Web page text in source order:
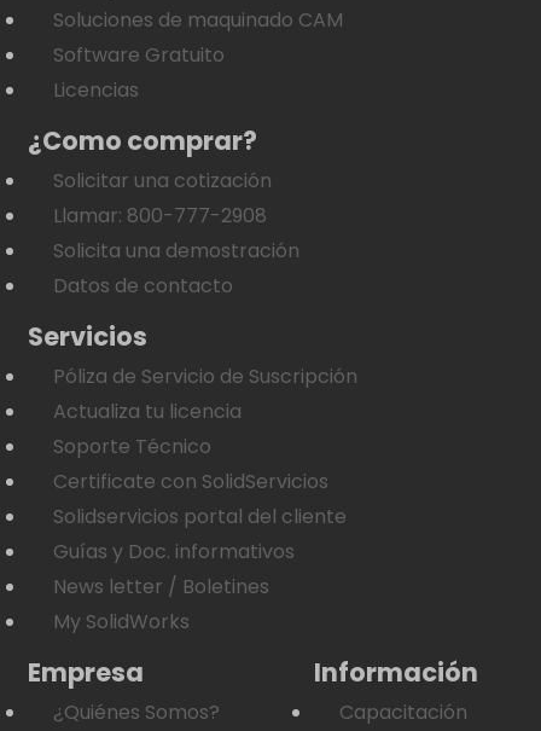
Soluciones de maquinado CAM
Software Gratuito
Licencias
¿Como comprar?
Solicitar una cotización
Llamar: 800-777-2908
Solicita una demostración
Datos de contacto
Servicios
Póliza de Servicio de Suscripción
Actualiza tu licencia
Soporte Técnico
Certificate con SolidServicios
Solidservicios portal del cliente
Guías y Doc. informativos
News letter / Boletines
My SolidWorks
Empresa
¿Quiénes Somos?
Información
Capacitación